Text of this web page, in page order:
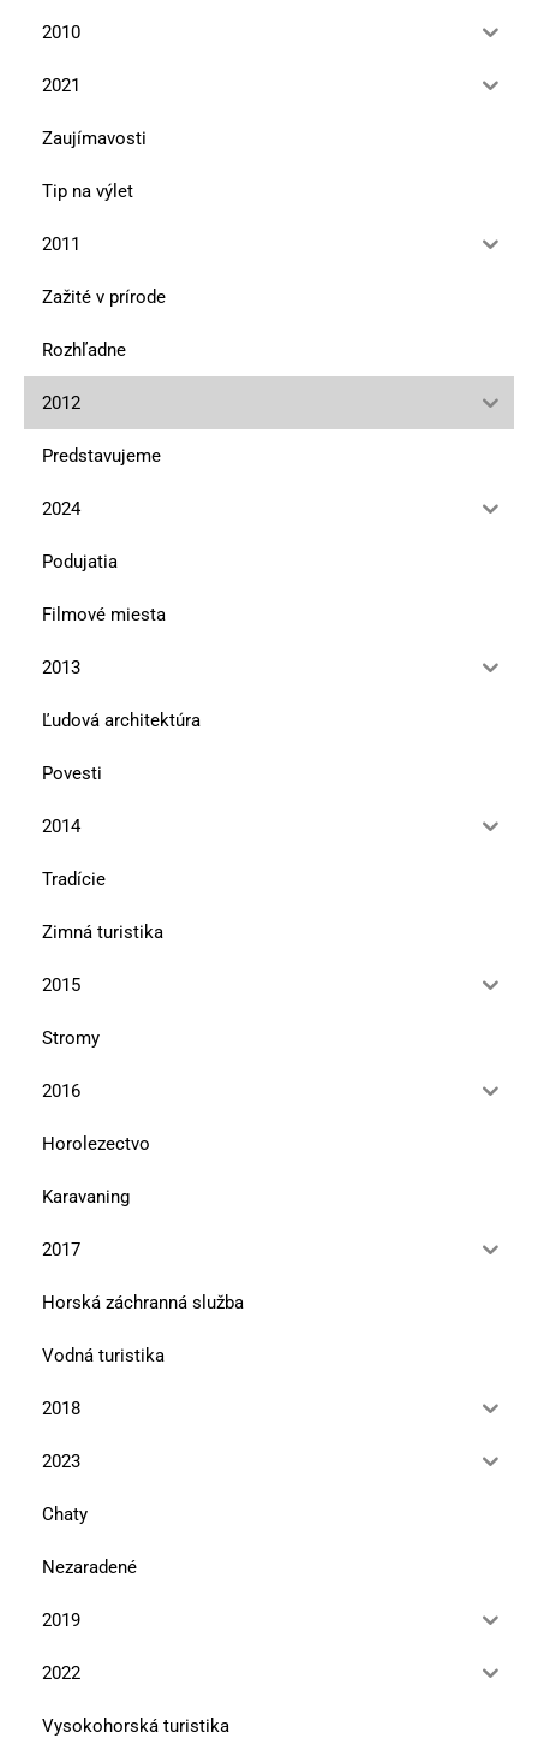
2010
2021
Zaujímavosti
Tip na výlet
2011
Zažité v prírode
Rozhľadne
2012
Predstavujeme
2024
Podujatia
Filmové miesta
2013
Ľudová architektúra
Povesti
2014
Tradície
Zimná turistika
2015
Stromy
2016
Horolezectvo
Karavaning
2017
Horská záchranná služba
Vodná turistika
2018
2023
Chaty
Nezaradené
2019
2022
Vysokohorská turistika